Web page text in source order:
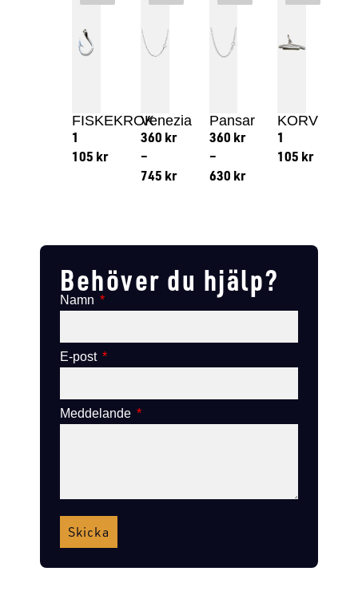
FISKEKROK
1
105 kr
Venezia
360 kr
–
745 kr
Pansar
360 kr
–
630 kr
KORV
1
105 kr
Behöver du hjälp?
Namn
E-post
Meddelande
Skicka